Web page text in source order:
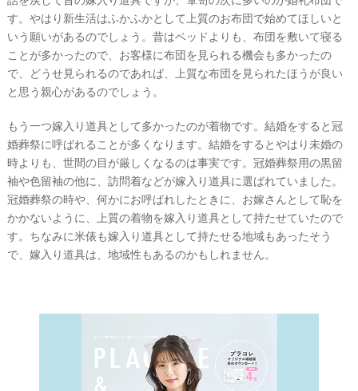
す。やはり新生活はふかふかとして上質のお布団で始めてほしいと
いう願いがあるのでしょう。昔はベッドよりも、布団を敷いて寝る
ことが多かったので、お客様に布団を見られる機会も多かったの
で、どうせ見られるのであれば、上質な布団を見られたほうが良い
と思う親心があるのでしょう。
もう一つ嫁入り道具として多かったのが着物です。結婚をすると冠
婚葬祭に呼ばれることが多くなります。結婚をするとやはり未婚の
時よりも、世間の目が厳しくなるのは事実です。冠婚葬祭用の黒留
袖や色留袖の他に、訪問着などが嫁入り道具に選ばれていました。
冠婚葬祭の時や、何かにお呼ばれしたときに、お嫁さんとして恥を
かかないように、上質の着物を嫁入り道具として持たせていたので
す。ちなみに米俵も嫁入り道具として持たせる地域もあったそう
で、嫁入り道具は、地域性もあるのかもしれません。
E
&
D
R
E
S
S
Y
公
サ
イ
ト
▶